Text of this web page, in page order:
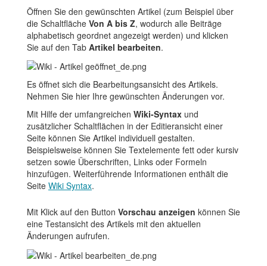
Öffnen Sie den gewünschten Artikel (zum Beispiel über
die Schaltfläche Von A bis Z, wodurch alle Beiträge
alphabetisch geordnet angezeigt werden) und klicken
Sie auf den Tab Artikel bearbeiten.
Es öffnet sich die Bearbeitungsansicht des Artikels.
Nehmen Sie hier Ihre gewünschten Änderungen vor.
Mit Hilfe der umfangreichen Wiki-Syntax und
zusätzlicher Schaltflächen in der Editieransicht einer
Seite können Sie Artikel individuell gestalten.
Beispielsweise können Sie Textelemente fett oder kursiv
setzen sowie Überschriften, Links oder Formeln
hinzufügen. Weiterführende Informationen enthält die
Seite Wiki Syntax.
Mit Klick auf den Button Vorschau anzeigen können Sie
eine Testansicht des Artikels mit den aktuellen
Änderungen aufrufen.